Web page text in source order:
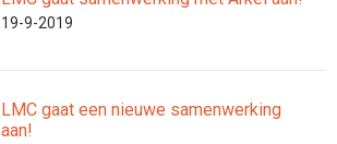
19-9-2019
LMC gaat een nieuwe samenwerking
aan!